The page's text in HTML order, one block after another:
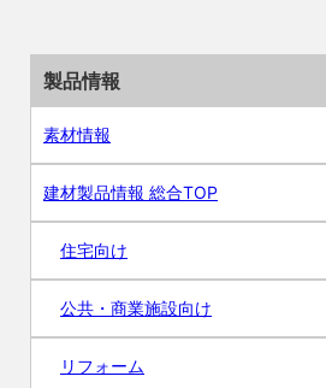
製品情報
素材情報
建材製品情報 総合TOP
住宅向け
公共・商業施設向け
リフォーム